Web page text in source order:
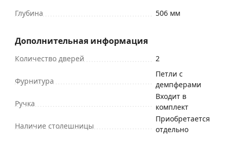
Глубина
506 мм
Дополнительная информация
Количество дверей 2
Фурнитура
Петли с
демпферами
Ручка
Входит в
комплект
Наличие столешницы
Приобретается
отдельно